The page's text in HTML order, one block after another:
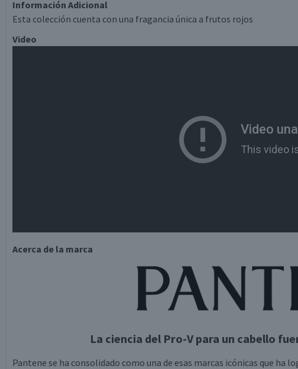
Información Adicional
Esta colección cuenta con una fragancia única a frutos rojos
Video
Acerca de la marca
La ciencia del Pro-V para un cabello
Pantene se ha consolidado como una de esas marcas icónicas que ha